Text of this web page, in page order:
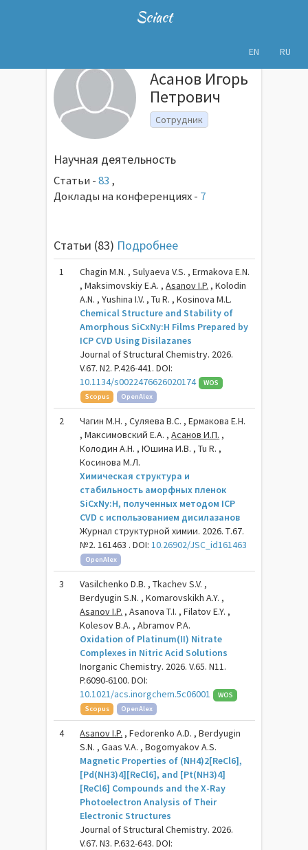
Sciact
EN RU
Асанов Игорь
Петрович
Сотрудник
Научная деятельность
Статьи -83 ,
Доклады на конференциях - 7
Статьи (83) Подробнее
1
Chagin M.N. , Sulyaeva V.S. , Ermakova E.N.
, Maksimovskiy E.A. ,Asanov I.P. , Kolodin
A.N. , Yushina I.V. , Tu R. , Kosinova M.L.
Chemical Structure and Stability of
Amorphous SiCxNy:H Films Prepared by
ICP CVD Using Disilazanes
Journal of Structural Chemistry. 2026.
V.67. N2. P.426-441. DOI:
10.1134/s0022476626020174
WOS
Scopus
OpenAlex
2
Чагин М.Н. , Суляева В.С. , Ермакова Е.Н.
, Максимовский Е.А. ,Асанов И.П. ,
Колодин А.Н. , Юшина И.В. , Tu R. ,
Косинова М.Л.
Химическая структура и
стабильность аморфных пленок
SiCxNy:H, полученных методом ICP
CVD с использованием дисилазанов
Журнал структурной химии. 2026. Т.67.
№2. 161463 . DOI:10.26902/JSC_id161463
OpenAlex
3
Vasilchenko D.B. , Tkachev S.V. ,
Berdyugin S.N. , Komarovskikh A.Y. ,
Asanov I.P. , Asanova T.I. , Filatov E.Y. ,
Kolesov B.A. , Abramov P.A.
Oxidation of Platinum(II) Nitrate
Complexes in Nitric Acid Solutions
Inorganic Chemistry. 2026. V.65. N11.
P.6090-6100. DOI:
10.1021/acs.inorgchem.5c06001
WOS
Scopus
OpenAlex
4 Asanov I.P. , Fedorenko A.D. , Berdyugin
S.N. , Gaas V.A. , Bogomyakov A.S.
Magnetic Properties of (NH4)2[ReCl6],
[Pd(NH3)4][ReCl6], and [Pt(NH3)4]
[ReCl6] Compounds and the X-Ray
Photoelectron Analysis of Their
Electronic Structures
Journal of Structural Chemistry. 2026.
V.67. N3. P.632-643. DOI: